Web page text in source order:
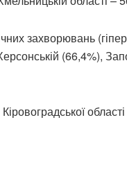
захворювань
(66,4%),